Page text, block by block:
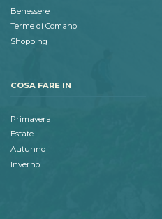
Benessere
Terme di Comano
Shopping
COSA FARE IN
Primavera
Estate
Autunno
Inverno